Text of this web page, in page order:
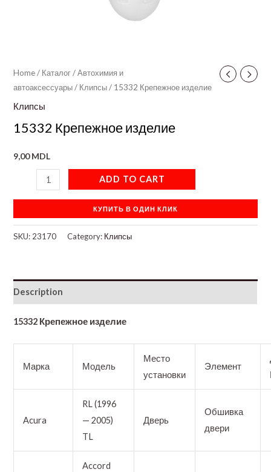
Home/ Каталог/Автохимия и
автоаксессуары/ Клипсы/ 15332 Крепежное изделие
Клипсы
15332 Крепежное изделие
9,00MDL
ADD TO CART
КУПИТЬ В ОДИН КЛИК
SKU: 23170 Category: Клипсы
Description
15332 Крепежное изделие
Марка Модель
Место
установки
Элемент
Acura
RL (1996
— 2005)
TL
Дверь
Обшивка
двери
Accord